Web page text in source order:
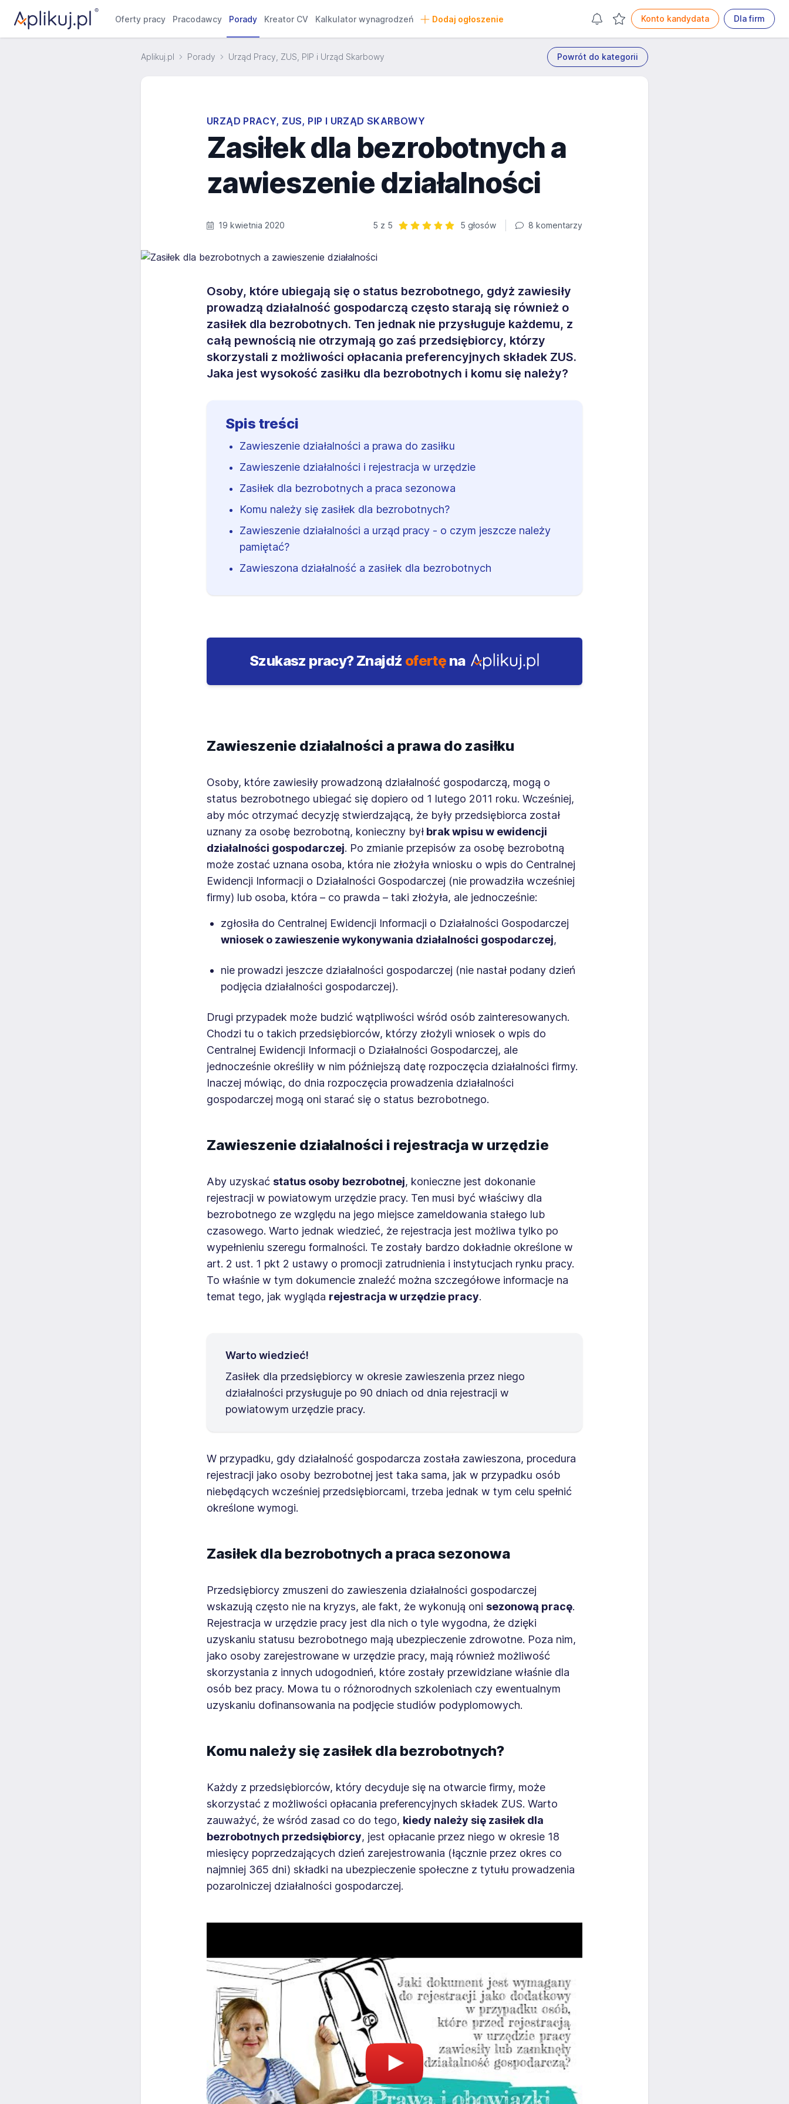
Oferty pracy Pracodawcy Porady Kreator CV Kalkulator wynagrodzeń Dodaj ogłoszenie Konto kandydata Dla firm
Aplikuj.pl Porady Urząd Pracy, ZUS, PIP i Urząd Skarbowy Powrót do kategorii
URZĄD PRACY, ZUS, PIP I URZĄD SKARBOWY
Zasiłek dla bezrobotnych a
zawieszenie działalności
19 kwietnia 2020
5 z 5
5 głosów 8 komentarzy
Osoby, które ubiegają się o status bezrobotnego, gdyż zawiesiły
prowadzą działalność gospodarczą często starają się również o
zasiłek dla bezrobotnych. Ten jednak nie przysługuje każdemu, z
całą pewnością nie otrzymają go zaś przedsiębiorcy, którzy
skorzystali z możliwości opłacania preferencyjnych składek ZUS.
Jaka jest wysokość zasiłku dla bezrobotnych i komu się należy?
Spis treści
Zawieszenie działalności a prawa do zasiłku
Zawieszenie działalności i rejestracja w urzędzie
Zasiłek dla bezrobotnych a praca sezonowa
Komu należy się zasiłek dla bezrobotnych?
Zawieszenie działalności a urząd pracy - o czym jeszcze należy
pamiętać?
Zawieszona działalność a zasiłek dla bezrobotnych
Szukasz pracy?Znajdź ofertę na
Zawieszenie działalności a prawa do zasiłku
Osoby, które zawiesiły prowadzoną działalność gospodarczą, mogą o
status bezrobotnego ubiegać się dopiero od 1 lutego 2011 roku. Wcześniej,
aby móc otrzymać decyzję stwierdzającą, że były przedsiębiorca został
uznany za osobę bezrobotną, konieczny był brak wpisu w ewidencji
działalności gospodarczej. Po zmianie przepisów za osobę bezrobotną
może zostać uznana osoba, która nie złożyła wniosku o wpis do Centralnej
Ewidencji Informacji o Działalności Gospodarczej (nie prowadziła wcześniej
firmy) lub osoba, która – co prawda – taki złożyła, ale jednocześnie:
zgłosiła do Centralnej Ewidencji Informacji o Działalności Gospodarczej
wniosek o zawieszenie wykonywania działalności gospodarczej,
nie prowadzi jeszcze działalności gospodarczej (nie nastał podany dzień
podjęcia działalności gospodarczej).
Drugi przypadek może budzić wątpliwości wśród osób zainteresowanych.
Chodzi tu o takich przedsiębiorców, którzy złożyli wniosek o wpis do
Centralnej Ewidencji Informacji o Działalności Gospodarczej, ale
jednocześnie określiły w nim późniejszą datę rozpoczęcia działalności firmy.
Inaczej mówiąc, do dnia rozpoczęcia prowadzenia działalności
gospodarczej mogą oni starać się o status bezrobotnego.
Zawieszenie działalności i rejestracja w urzędzie
Aby uzyskać status osoby bezrobotnej, konieczne jest dokonanie
rejestracji w powiatowym urzędzie pracy. Ten musi być właściwy dla
bezrobotnego ze względu na jego miejsce zameldowania stałego lub
czasowego. Warto jednak wiedzieć, że rejestracja jest możliwa tylko po
wypełnieniu szeregu formalności. Te zostały bardzo dokładnie określone w
art. 2 ust. 1 pkt 2 ustawy o promocji zatrudnienia i instytucjach rynku pracy.
To właśnie w tym dokumencie znaleźć można szczegółowe informacje na
temat tego, jak wygląda rejestracja w urzędzie pracy.
Warto wiedzieć!
Zasiłek dla przedsiębiorcy w okresie zawieszenia przez niego
działalności przysługuje po 90 dniach od dnia rejestracji w
powiatowym urzędzie pracy.
W przypadku, gdy działalność gospodarcza została zawieszona, procedura
rejestracji jako osoby bezrobotnej jest taka sama, jak w przypadku osób
niebędących wcześniej przedsiębiorcami, trzeba jednak w tym celu spełnić
określone wymogi.
Zasiłek dla bezrobotnych a praca sezonowa
Przedsiębiorcy zmuszeni do zawieszenia działalności gospodarczej
wskazują często nie na kryzys, ale fakt, że wykonują oni sezonową pracę.
Rejestracja w urzędzie pracy jest dla nich o tyle wygodna, że dzięki
uzyskaniu statusu bezrobotnego mają ubezpieczenie zdrowotne. Poza nim,
jako osoby zarejestrowane w urzędzie pracy, mają również możliwość
skorzystania z innych udogodnień, które zostały przewidziane właśnie dla
osób bez pracy. Mowa tu o różnorodnych szkoleniach czy ewentualnym
uzyskaniu dofinansowania na podjęcie studiów podyplomowych.
Komu należy się zasiłek dla bezrobotnych?
Każdy z przedsiębiorców, który decyduje się na otwarcie firmy, może
skorzystać z możliwości opłacania preferencyjnych składek ZUS. Warto
zauważyć, że wśród zasad co do tego, kiedy należy się zasiłek dla
bezrobotnych przedsiębiorcy, jest opłacanie przez niego w okresie 18
miesięcy poprzedzających dzień zarejestrowania (łącznie przez okres co
najmniej 365 dni) składki na ubezpieczenie społeczne z tytułu prowadzenia
pozarolniczej działalności gospodarczej.